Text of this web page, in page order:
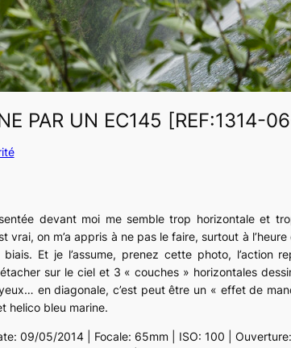
PAR UN EC145 [REF:1314-
devant moi me semble trop horizontale et
vrai, on m’a appris à ne pas le faire, surtout à
Et je l’assume, prenez cette photo, l’action
sur le ciel et 3 « couches » horizontales
en diagonale, c’est peut être un « effet de
helico bleu marine.
09/05/2014 | Focale: 65mm | ISO: 100 |